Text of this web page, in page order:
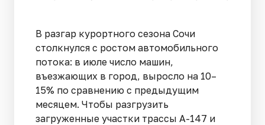
В разгар курортного сезона Сочи
столкнулся с ростом автомобильного
потока: в июле число машин,
въезжающих в город, выросло на 10–
15% по сравнению с предыдущим
месяцем. Чтобы разгрузить
загруженные участки трассы А-147 и